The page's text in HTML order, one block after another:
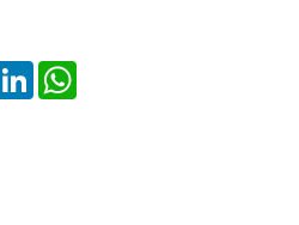
LinkedIn